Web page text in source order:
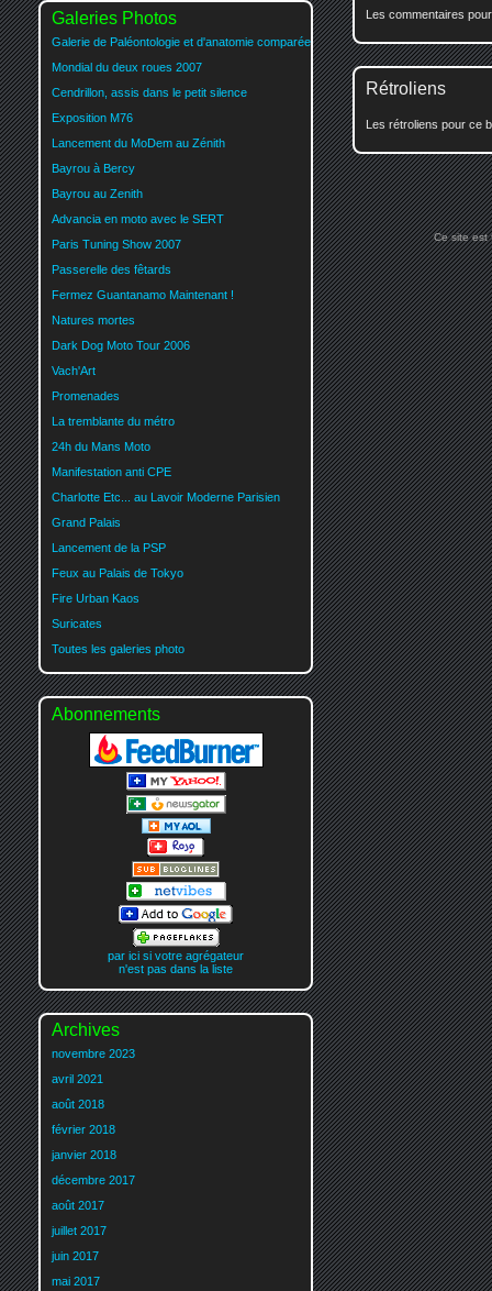
Les commentaires
Rétroliens
Les rétroliens pour ce
Galeries Photos
Galerie de Paléontologie et d'anatomie comparée
Mondial du deux roues 2007
Cendrillon, assis dans le petit silence
Exposition M76
Lancement du MoDem au Zénith
Bayrou à Bercy
Bayrou au Zenith
Advancia en moto avec le SERT
Paris Tuning Show 2007
Passerelle des fêtards
Fermez Guantanamo Maintenant !
Natures mortes
Dark Dog Moto Tour 2006
Vach'Art
Promenades
La tremblante du métro
24h du Mans Moto
Manifestation anti CPE
Charlotte Etc... au Lavoir Moderne Parisien
Grand Palais
Lancement de la PSP
Feux au Palais de Tokyo
Fire Urban Kaos
Suricates
Toutes les galeries photo
Abonnements
par ici si votre agrégateur
n'est pas dans la liste
Archives
novembre 2023
avril 2021
août 2018
février 2018
janvier 2018
décembre 2017
août 2017
juillet 2017
juin 2017
mai 2017
Ce site est